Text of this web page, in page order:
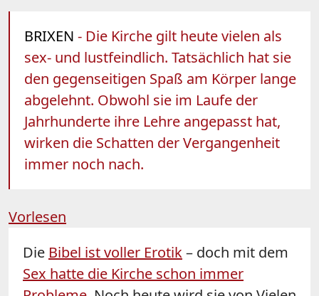
BRIXEN - Die Kirche gilt heute vielen als
sex- und lustfeindlich. Tatsächlich hat sie
den gegenseitigen Spaß am Körper lange
abgelehnt. Obwohl sie im Laufe der
Jahrhunderte ihre Lehre angepasst hat,
wirken die Schatten der Vergangenheit
immer noch nach.
Vorlesen
Die Bibel ist voller Erotik– doch mit dem
Sex hatte die Kirche schon immer